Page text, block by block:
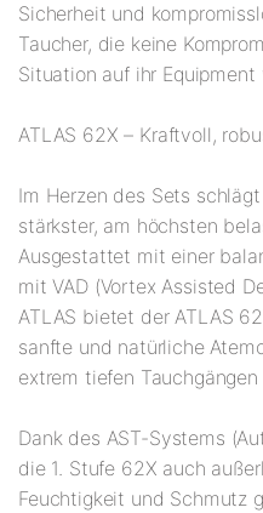
Sicherheit und
Taucher, die keine
Situation auf ihr Equipment
ATLAS 62X – Kraftvoll,
Im Herzen des Sets schlägt
stärkster, am höchsten
Ausgestattet mit einer
mit VAD (Vortex Assisted
ATLAS bietet der ATLAS
sanfte und natürliche
extrem tiefen
Dank des AST-Systems
die 1. Stufe 62X auch
Feuchtigkeit und Schmutz